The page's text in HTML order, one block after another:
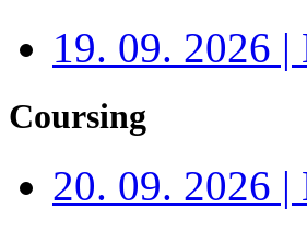
19. 09. 2026
Coursing
20. 09. 2026